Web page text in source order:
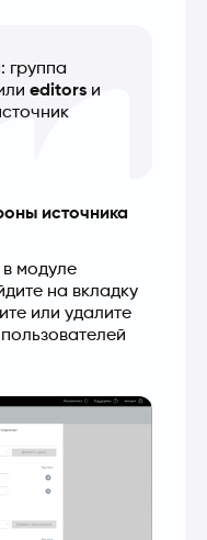
группа
editors и
источника
или удалите